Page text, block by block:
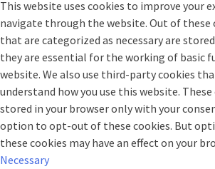
This website uses cookies to improve your
navigate through the website. Out of these
that are categorized as necessary are
they are essential for the working of basic
website. We also use third-party cookies
understand how you use this website.
stored in your browser only with your
option to opt-out of these cookies. But
these cookies may have an effect on your
Necessary